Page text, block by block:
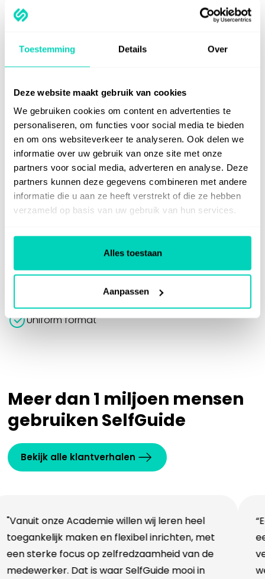
Toestemming Details Over
Deze website maakt gebruik van cookies
We gebruiken cookies om content en advertenties te
personaliseren, om functies voor social media te bieden
en om ons websiteverkeer te analyseren. Ook delen we
informatie over uw gebruik van onze site met onze
partners voor social media, adverteren en analyse. Deze
partners kunnen deze gegevens combineren met andere
informatie die u aan ze heeft verstrekt of die ze hebben
verzameld op basis van uw gebruik van hun services.
Alles toestaan
Aanpassen
Bekijk een
voorSharePoint
Bekijk instructie in SelfGuide
Elke instructie is:
Intuitief en eenvoudig
Uniform format
Meer dan 1 miljoen mensen
gebruiken SelfGuide
Bekijk alle klantverhalen
onze Academie willen wij leren heel
maken en flexibel inrichten, met
sterke focus op zelfredzaamheid van de
Dat is waar SelfGuide mooi in
een
veel
we